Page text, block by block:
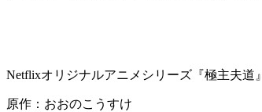
Netflixオリジナルアニメシリーズ『極主夫道』
原作：おおのこうすけ